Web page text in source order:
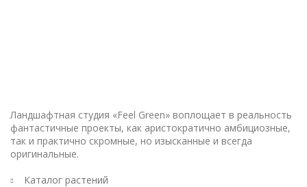
Ландшафтная студия «Feel Green» воплощает в реальность
фантастичные проекты, как аристократично амбициозные,
так и практично скромные, но изысканные и всегда
оригинальные.
Каталог растений